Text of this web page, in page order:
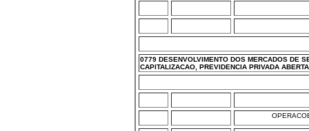
0779 DESENVOLVIMENTO DOS MERCADOS DE
CAPITALIZACAO, PREVIDENCIA PRIVADA